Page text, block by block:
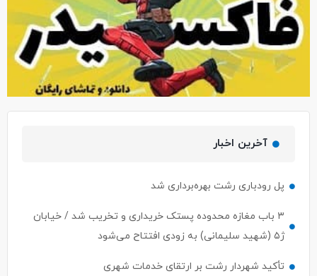
آخرین اخبار
پل رودباری رشت بهره‌برداری شد
۳ باب مغازه محدوده پستک خریداری و تخریب شد / خیابان
ژ۵ (شهید سلیمانی) به زودی افتتاح می‌شود
تأکید شهردار رشت بر ارتقای خدمات شهری